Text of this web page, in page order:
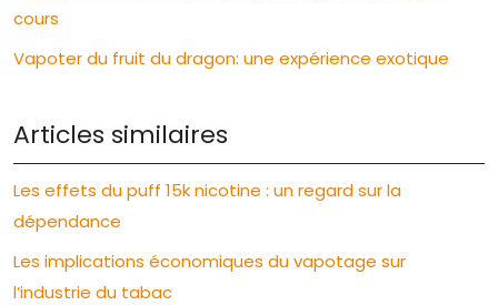
cours
Vapoter du fruit du dragon: une expérience exotique
Articles similaires
Les effets du puff 15k nicotine : un regard sur la
dépendance
Les implications économiques du vapotage sur
l’industrie du tabac